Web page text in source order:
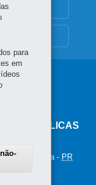
PÚBLICAS
170 Curitiba- PR
para
em